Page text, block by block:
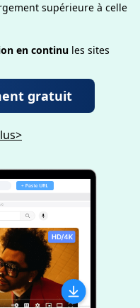
supérieure à celle
en continu les sites
gratuit